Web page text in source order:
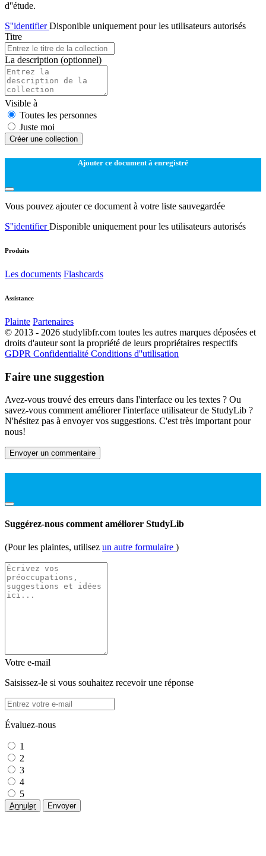
d''étude.
S''identifierDisponible uniquement pour les utilisateurs autorisés
Titre
La description (optionnel)
Visible à
Toutes les personnes
Juste moi
Créer une collection
Ajouter ce document à enregistré
Vous pouvez ajouter ce document à votre liste sauvegardée
S''identifierDisponible uniquement pour les utilisateurs autorisés
Produits
Les documents Flashcards
Assistance
Plainte Partenaires
© 2013 - 2026 studylibfr.com toutes les autres marques déposées et
droits d'auteur sont la propriété de leurs propriétaires respectifs
GDPR Confidentialité Conditions d''utilisation
Faire une suggestion
Avez-vous trouvé des erreurs dans l'interface ou les textes ? Ou
savez-vous comment améliorer l'interface utilisateur de StudyLib ?
N'hésitez pas à envoyer vos suggestions. C'est très important pour
nous!
Envoyer un commentaire
Suggérez-nous comment améliorer StudyLib
(Pour les plaintes, utilisez un autre formulaire )
Votre e-mail
Saisissez-le si vous souhaitez recevoir une réponse
Évaluez-nous
1
2
3
4
5
Annuler Envoyer